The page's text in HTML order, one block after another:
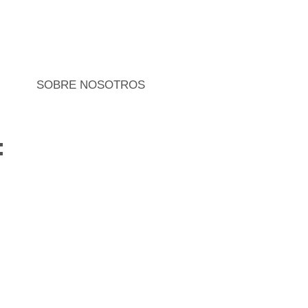
SOBRE NOSOTROS